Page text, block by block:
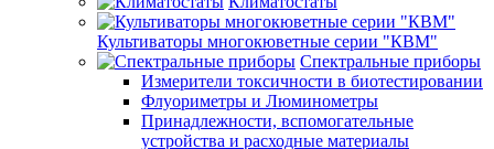
Культиваторы многокюветные серии "КВМ"
Спектральные приборы
Измерители токсичности в биотестировании
Флуориметры и Люминометры
Принадлежности, вспомогательные
устройства и расходные материалы